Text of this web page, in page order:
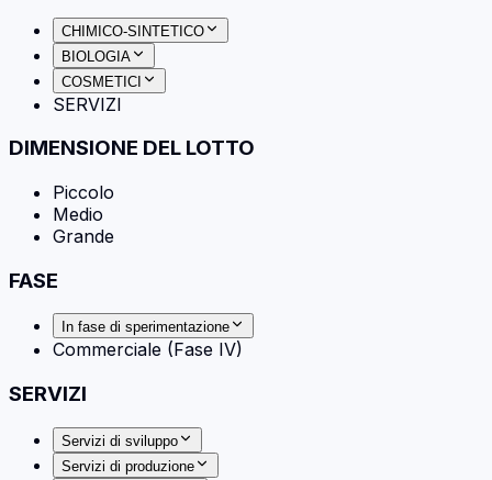
CHIMICO-SINTETICO
BIOLOGIA
COSMETICI
SERVIZI
DIMENSIONE DEL LOTTO
Piccolo
Medio
Grande
FASE
In fase di sperimentazione
Commerciale (Fase IV)
SERVIZI
Servizi di sviluppo
Servizi di produzione